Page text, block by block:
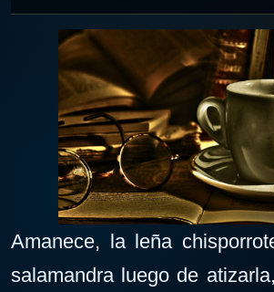
Amanece, la leña
salamandra luego de